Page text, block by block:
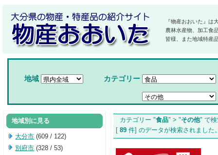
『物産おおいた』は
農林水産物、加工食
皆様、また地域特産
地域 カテゴリー
カテゴリー "食品" > "その他" で
[ 89 件] のデータが検索されま
地域別に見る
大分市 (609 / 122)
別府市 (328 / 53)